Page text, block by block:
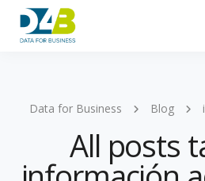
Data for Business Blog
All posts